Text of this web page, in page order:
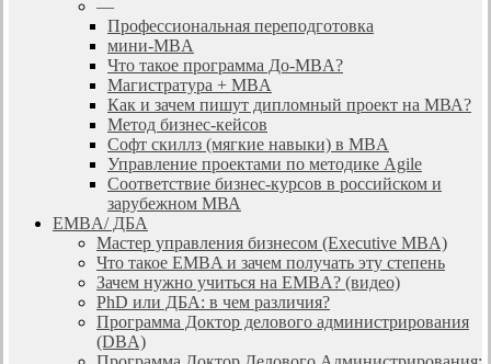
—
Профессиональная переподготовка
мини-MBA
Что такое программа До-MBA?
Магистратура + MBA
Как и зачем пишут дипломный проект на МВА?
Метод бизнес-кейсов
Софт скиллз (мягкие навыки) в MBA
Управление проектами по методике Agile
Соответствие бизнес-курсов в российском и
зарубежном МВА
EMBA/ ДБA
Мастер управления бизнесом (Executive MBA)
Что такое EMBA и зачем получать эту степень
Зачем нужно учиться на EMBA? (видео)
PhD или ДБА: в чем различия?
Программа Доктор делового администрирования
(DBА)